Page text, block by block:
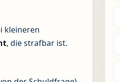
kleineren
, die strafbar ist.